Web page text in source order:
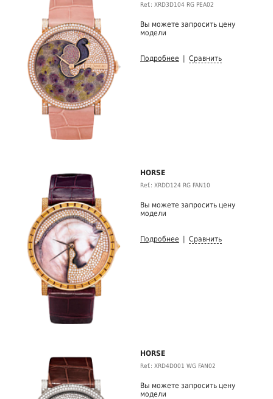
Ref.: XRD3D104 RG PEA02
Вы можете запросить цену
модели
Подробнее Сравнить
HORSE
Ref.: XRDD124 RG FAN10
Вы можете запросить цену
модели
Подробнее Сравнить
HORSE
Ref.: XRD4D001 WG FAN02
Вы можете запросить цену
модели